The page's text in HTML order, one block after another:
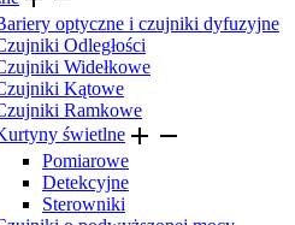
optyczne i czujniki dyfuzyjne
Odległości
Widełkowe
Kątowe
Ramkowe
świetlne  
Pomiarowe
Detekcyjne
Sterowniki